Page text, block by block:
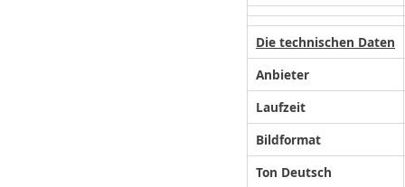
Die technischen Daten
Anbieter
Laufzeit
Bildformat
Ton Deutsch